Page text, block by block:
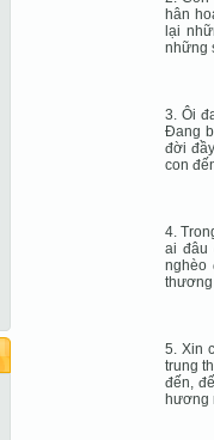
hân
lại
những
3. Ôi
Ðang
đời
con
4.
ai đâu
nghèo
thương
5. Xin
trung
đến,
hương